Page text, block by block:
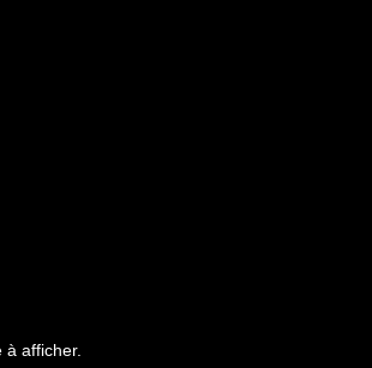
afficher.